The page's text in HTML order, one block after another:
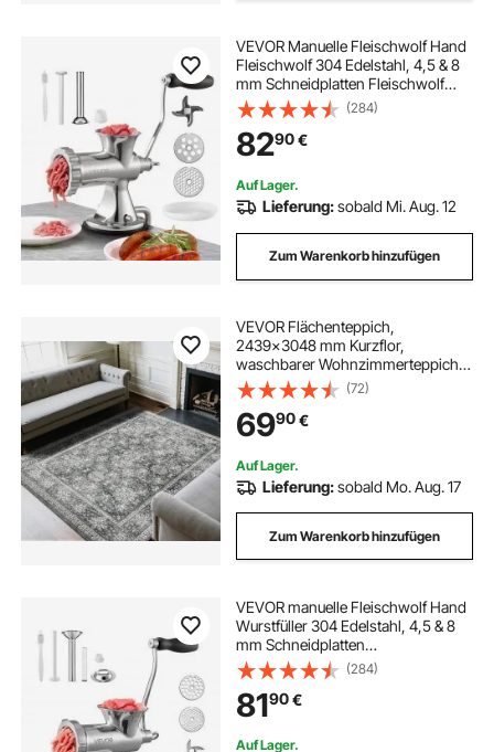
VEVOR Manuelle Fleischwolf Hand
Fleischwolf 304 Edelstahl, 4,5 & 8
mm Schneidplatten Fleischwolf
Manuelle Fleischmaschine mit
Wurstrohr, Geeignet für Fleisch
Gemüse Schleifen und Wurstfüllung
Silber
(284)
8290€
Auf Lager.
Lieferung:sobald Mi. Aug. 12
Zum Warenkorb hinzufügen
VEVOR Flächenteppich,
2439x3048 mm Kurzflor,
waschbarer Wohnzimmerteppich,
rutschfester Teppich, Vintage-Stil,
Innenmatte für Schlafzimmer,
Wohnzimmer, Kinderzimmer,
Eingangsbereich, Büro, Grau
(72)
6990€
Auf Lager.
Lieferung:sobald Mo. Aug. 17
Zum Warenkorb hinzufügen
VEVOR manuelle Fleischwolf Hand
Wurstfüller 304 Edelstahl, 4,5 & 8
mm Schneidplatten
Handfleischwolf Fleischmaschine
mit Wurstrohr, geeignet für Fleisch
Schleifen Wurstfüllung Silber
(284)
8190€
Auf Lager.